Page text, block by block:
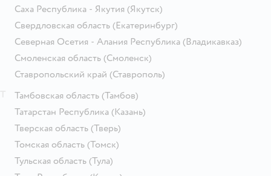
Саха Республика - Якутия (Якутск)
Свердловская область (Екатеринбург)
Северная Осетия - Алания Республика (Владикавказ)
Смоленская область (Смоленск)
Ставропольский край (Ставрополь)
Тамбовская область (Тамбов)
Татарстан Республика (Казань)
Тверская область (Тверь)
Томская область (Томск)
Тульская область (Тула)